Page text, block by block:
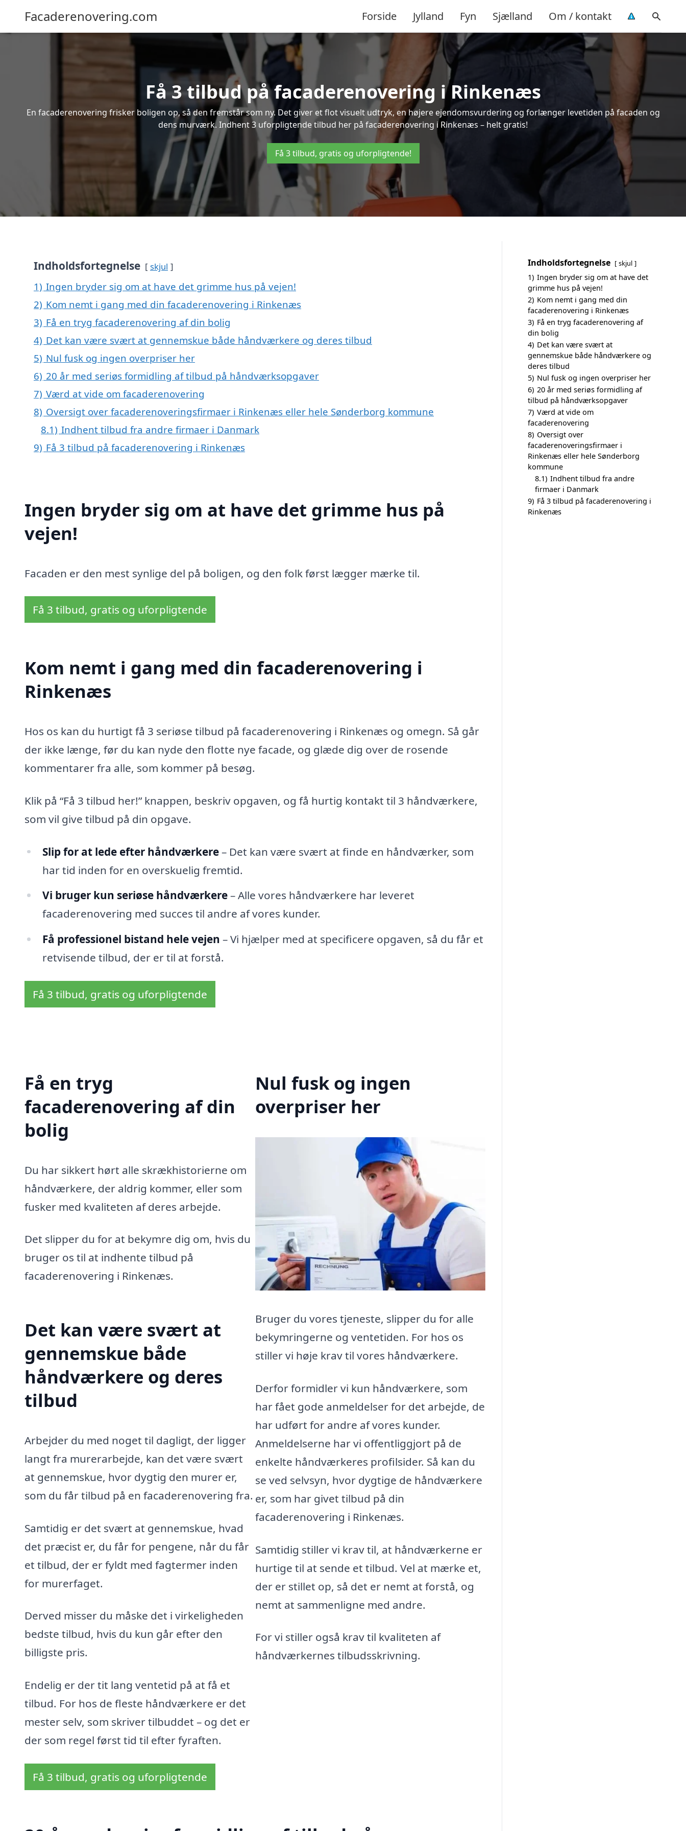
Facaderenovering.com Forside Jylland Fyn Sjælland Om / kontakt
Få 3 tilbud på facaderenovering i Rinkenæs
En facaderenovering frisker boligen op, så den fremstår som ny. Det giver et flot visuelt udtryk, en højere ejendomsvurdering og forlænger levetiden på facaden og
dens murværk. Indhent 3 uforpligtende tilbud her på facaderenovering i Rinkenæs – helt gratis!
Få 3 tilbud, gratis og uforpligtende!
Indholdsfortegnelse skjul
1) Ingen bryder sig om at have det grimme hus på vejen!
2) Kom nemt i gang med din facaderenovering i Rinkenæs
3) Få en tryg facaderenovering af din bolig
4) Det kan være svært at gennemskue både håndværkere og deres tilbud
5) Nul fusk og ingen overpriser her
6) 20 år med seriøs formidling af tilbud på håndværksopgaver
7) Værd at vide om facaderenovering
8) Oversigt over facaderenoveringsfirmaer i Rinkenæs eller hele Sønderborg kommune
8.1) Indhent tilbud fra andre firmaer i Danmark
9) Få 3 tilbud på facaderenovering i Rinkenæs
Ingen bryder sig om at have det grimme hus på
vejen!
Facaden er den mest synlige del på boligen, og den folk først lægger mærke til.
Få 3 tilbud, gratis og uforpligtende
Kom nemt i gang med din facaderenovering i
Rinkenæs
Hos os kan du hurtigt få 3 seriøse tilbud på facaderenovering i Rinkenæs og omegn. Så går
der ikke længe, før du kan nyde den flotte nye facade, og glæde dig over de rosende
kommentarer fra alle, som kommer på besøg.
Klik på “Få 3 tilbud her!” knappen, beskriv opgaven, og få hurtig kontakt til 3 håndværkere,
som vil give tilbud på din opgave.
Slip for at lede efter håndværkere– Det kan være svært at finde en håndværker, som
har tid inden for en overskuelig fremtid.
Vi bruger kun seriøse håndværkere– Alle vores håndværkere har leveret
facaderenovering med succes til andre af vores kunder.
Få professionel bistand hele vejen – Vi hjælper med at specificere opgaven, så du får et
retvisende tilbud, der er til at forstå.
Få 3 tilbud, gratis og uforpligtende
Få en tryg
facaderenovering af din
bolig
Du har sikkert hørt alle skrækhistorierne om
håndværkere, der aldrig kommer, eller som
fusker med kvaliteten af deres arbejde.
Det slipper du for at bekymre dig om, hvis du
bruger os til at indhente tilbud på
facaderenovering i Rinkenæs.
Det kan være svært at
gennemskue både
håndværkere og deres
tilbud
Arbejder du med noget til dagligt, der ligger
langt fra murerarbejde, kan det være svært
at gennemskue, hvor dygtig den murer er,
som du får tilbud på en facaderenovering fra.
Samtidig er det svært at gennemskue, hvad
det præcist er, du får for pengene, når du får
et tilbud, der er fyldt med fagtermer inden
for murerfaget.
Derved misser du måske det i virkeligheden
bedste tilbud, hvis du kun går efter den
billigste pris.
Endelig er der tit lang ventetid på at få et
tilbud. For hos de fleste håndværkere er det
mester selv, som skriver tilbuddet – og det er
der som regel først tid til efter fyraften.
Få 3 tilbud, gratis og uforpligtende
Nul fusk og ingen
overpriser her
Bruger du vores tjeneste, slipper du for alle
bekymringerne og ventetiden. For hos os
stiller vi høje krav til vores håndværkere.
Derfor formidler vi kun håndværkere, som
har fået gode anmeldelser for det arbejde, de
har udført for andre af vores kunder.
Anmeldelserne har vi offentliggjort på de
enkelte håndværkeres profilsider. Så kan du
se ved selvsyn, hvor dygtige de håndværkere
er, som har givet tilbud på din
facaderenovering i Rinkenæs.
Samtidig stiller vi krav til, at håndværkerne er
hurtige til at sende et tilbud. Vel at mærke et,
der er stillet op, så det er nemt at forstå, og
nemt at sammenligne med andre.
For vi stiller også krav til kvaliteten af
håndværkernes tilbudsskrivning.
Indholdsfortegnelse skjul
1) Ingen bryder sig om at have det
grimme hus på vejen!
2) Kom nemt i gang med din
facaderenovering i Rinkenæs
3) Få en tryg facaderenovering af
din bolig
4) Det kan være svært at
gennemskue både håndværkere og
deres tilbud
5) Nul fusk og ingen overpriser her
6) 20 år med seriøs formidling af
tilbud på håndværksopgaver
7) Værd at vide om
facaderenovering
8) Oversigt over
facaderenoveringsfirmaer i
Rinkenæs eller hele Sønderborg
kommune
8.1) Indhent tilbud fra andre
firmaer i Danmark
9) Få 3 tilbud på facaderenovering i
Rinkenæs